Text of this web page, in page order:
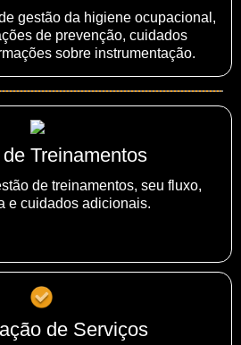
gestão da higiene ocupacional,
de prevenção, cuidados
sobre instrumentação.
Treinamentos
de treinamentos, seu fluxo,
e cuidados adicionais.
de Serviços